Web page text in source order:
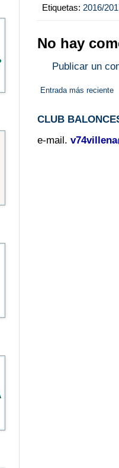
Etiquetas: 2016/
No hay
Publicar un
Entrada más reciente
CLUB
e-mail.